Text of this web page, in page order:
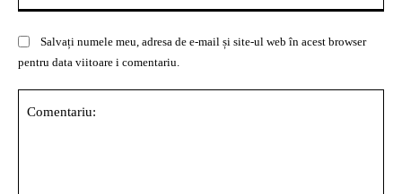
Salvați numele meu, adresa de e-mail și site-ul web în acest browser
pentru data viitoare i comentariu.